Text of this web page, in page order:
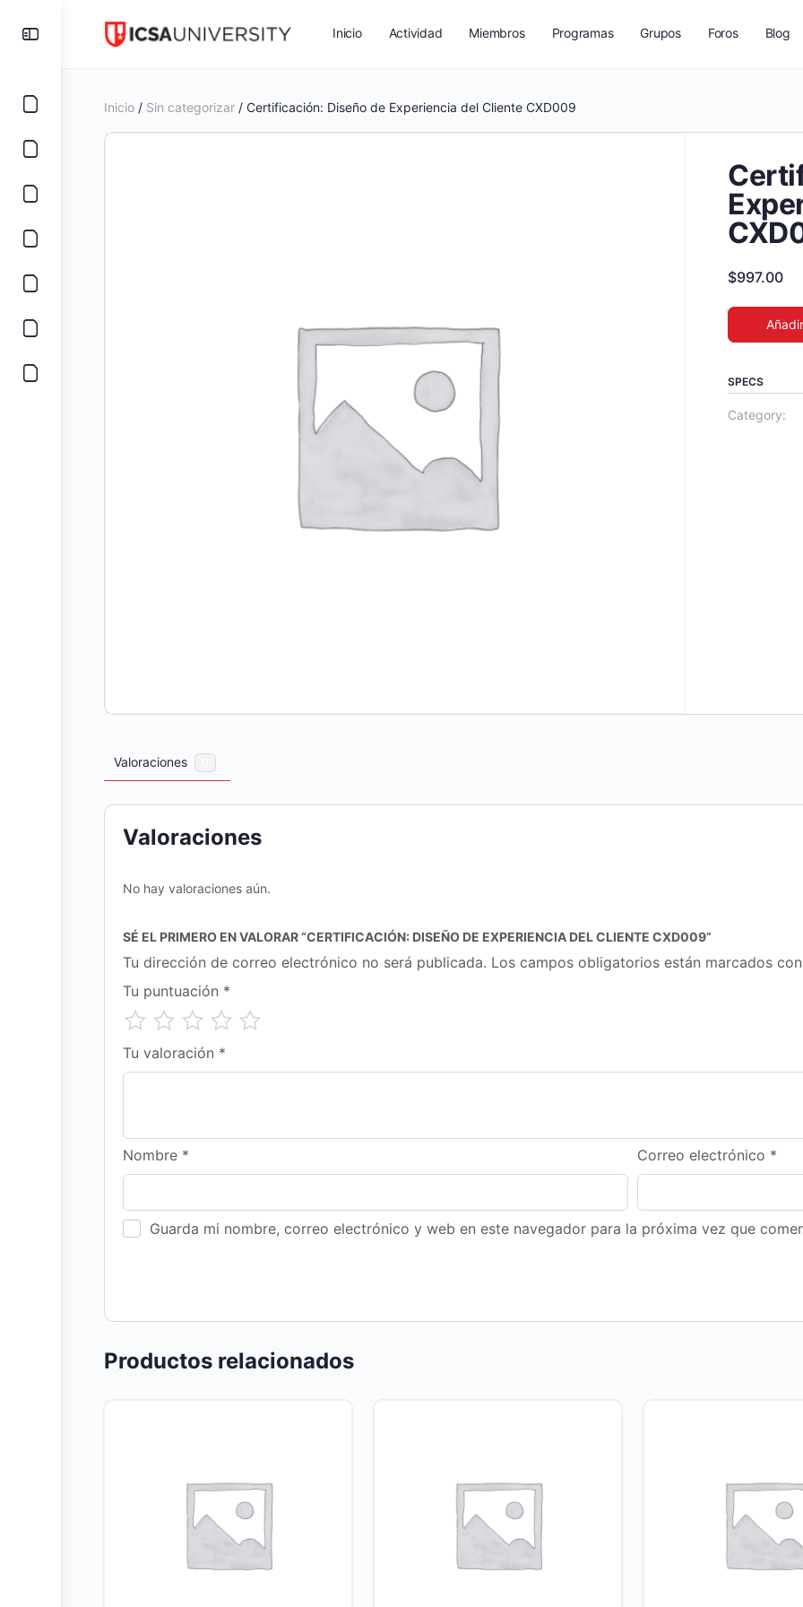
Inicio Actividad Miembros Programas Grupos Foros Blog
Inicio / Sin categorizar / Certificación: Diseño de Experiencia del Cliente CXD009
$997.00
SPECS
Category:
Valoraciones
Valoraciones
No hay valoraciones aún.
SÉ EL PRIMERO EN VALORAR “CERTIFICACIÓN: DISEÑO DE EXPERIENCIA DEL CLIENTE CXD009”
Tu dirección de correo electrónico no será publicada. Los campos obligatorios están marcados
Tu puntuación *
Tu valoración *
Nombre * Correo electrónico *
Guarda mi nombre, correo electrónico y web en este navegador para la próxima vez que
Productos relacionados